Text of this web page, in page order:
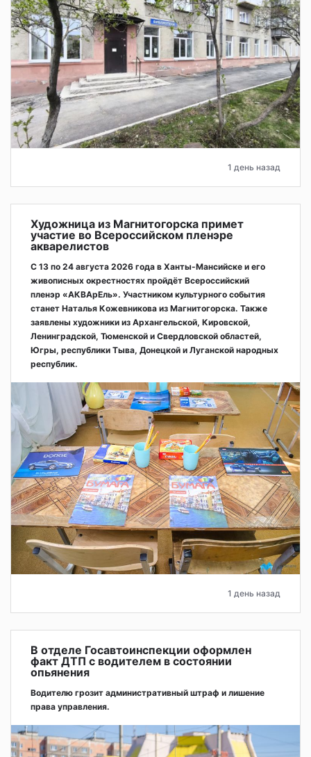
1 день назад
Художница из Магнитогорска примет
участие во Всероссийском пленэре
акварелистов
С 13 по 24 августа 2026 года в Ханты-Мансийске и его
живописных окрестностях пройдёт Всероссийский
пленэр «АКВАрЕль». Участником культурного события
станет Наталья Кожевникова из Магнитогорска. Также
заявлены художники из Архангельской, Кировской,
Ленинградской, Тюменской и Свердловской областей,
Югры, республики Тыва, Донецкой и Луганской народных
республик.
1 день назад
В отделе Госавтоинспекции оформлен
факт ДТП с водителем в состоянии
опьянения
Водителю грозит административный штраф и лишение
права управления.